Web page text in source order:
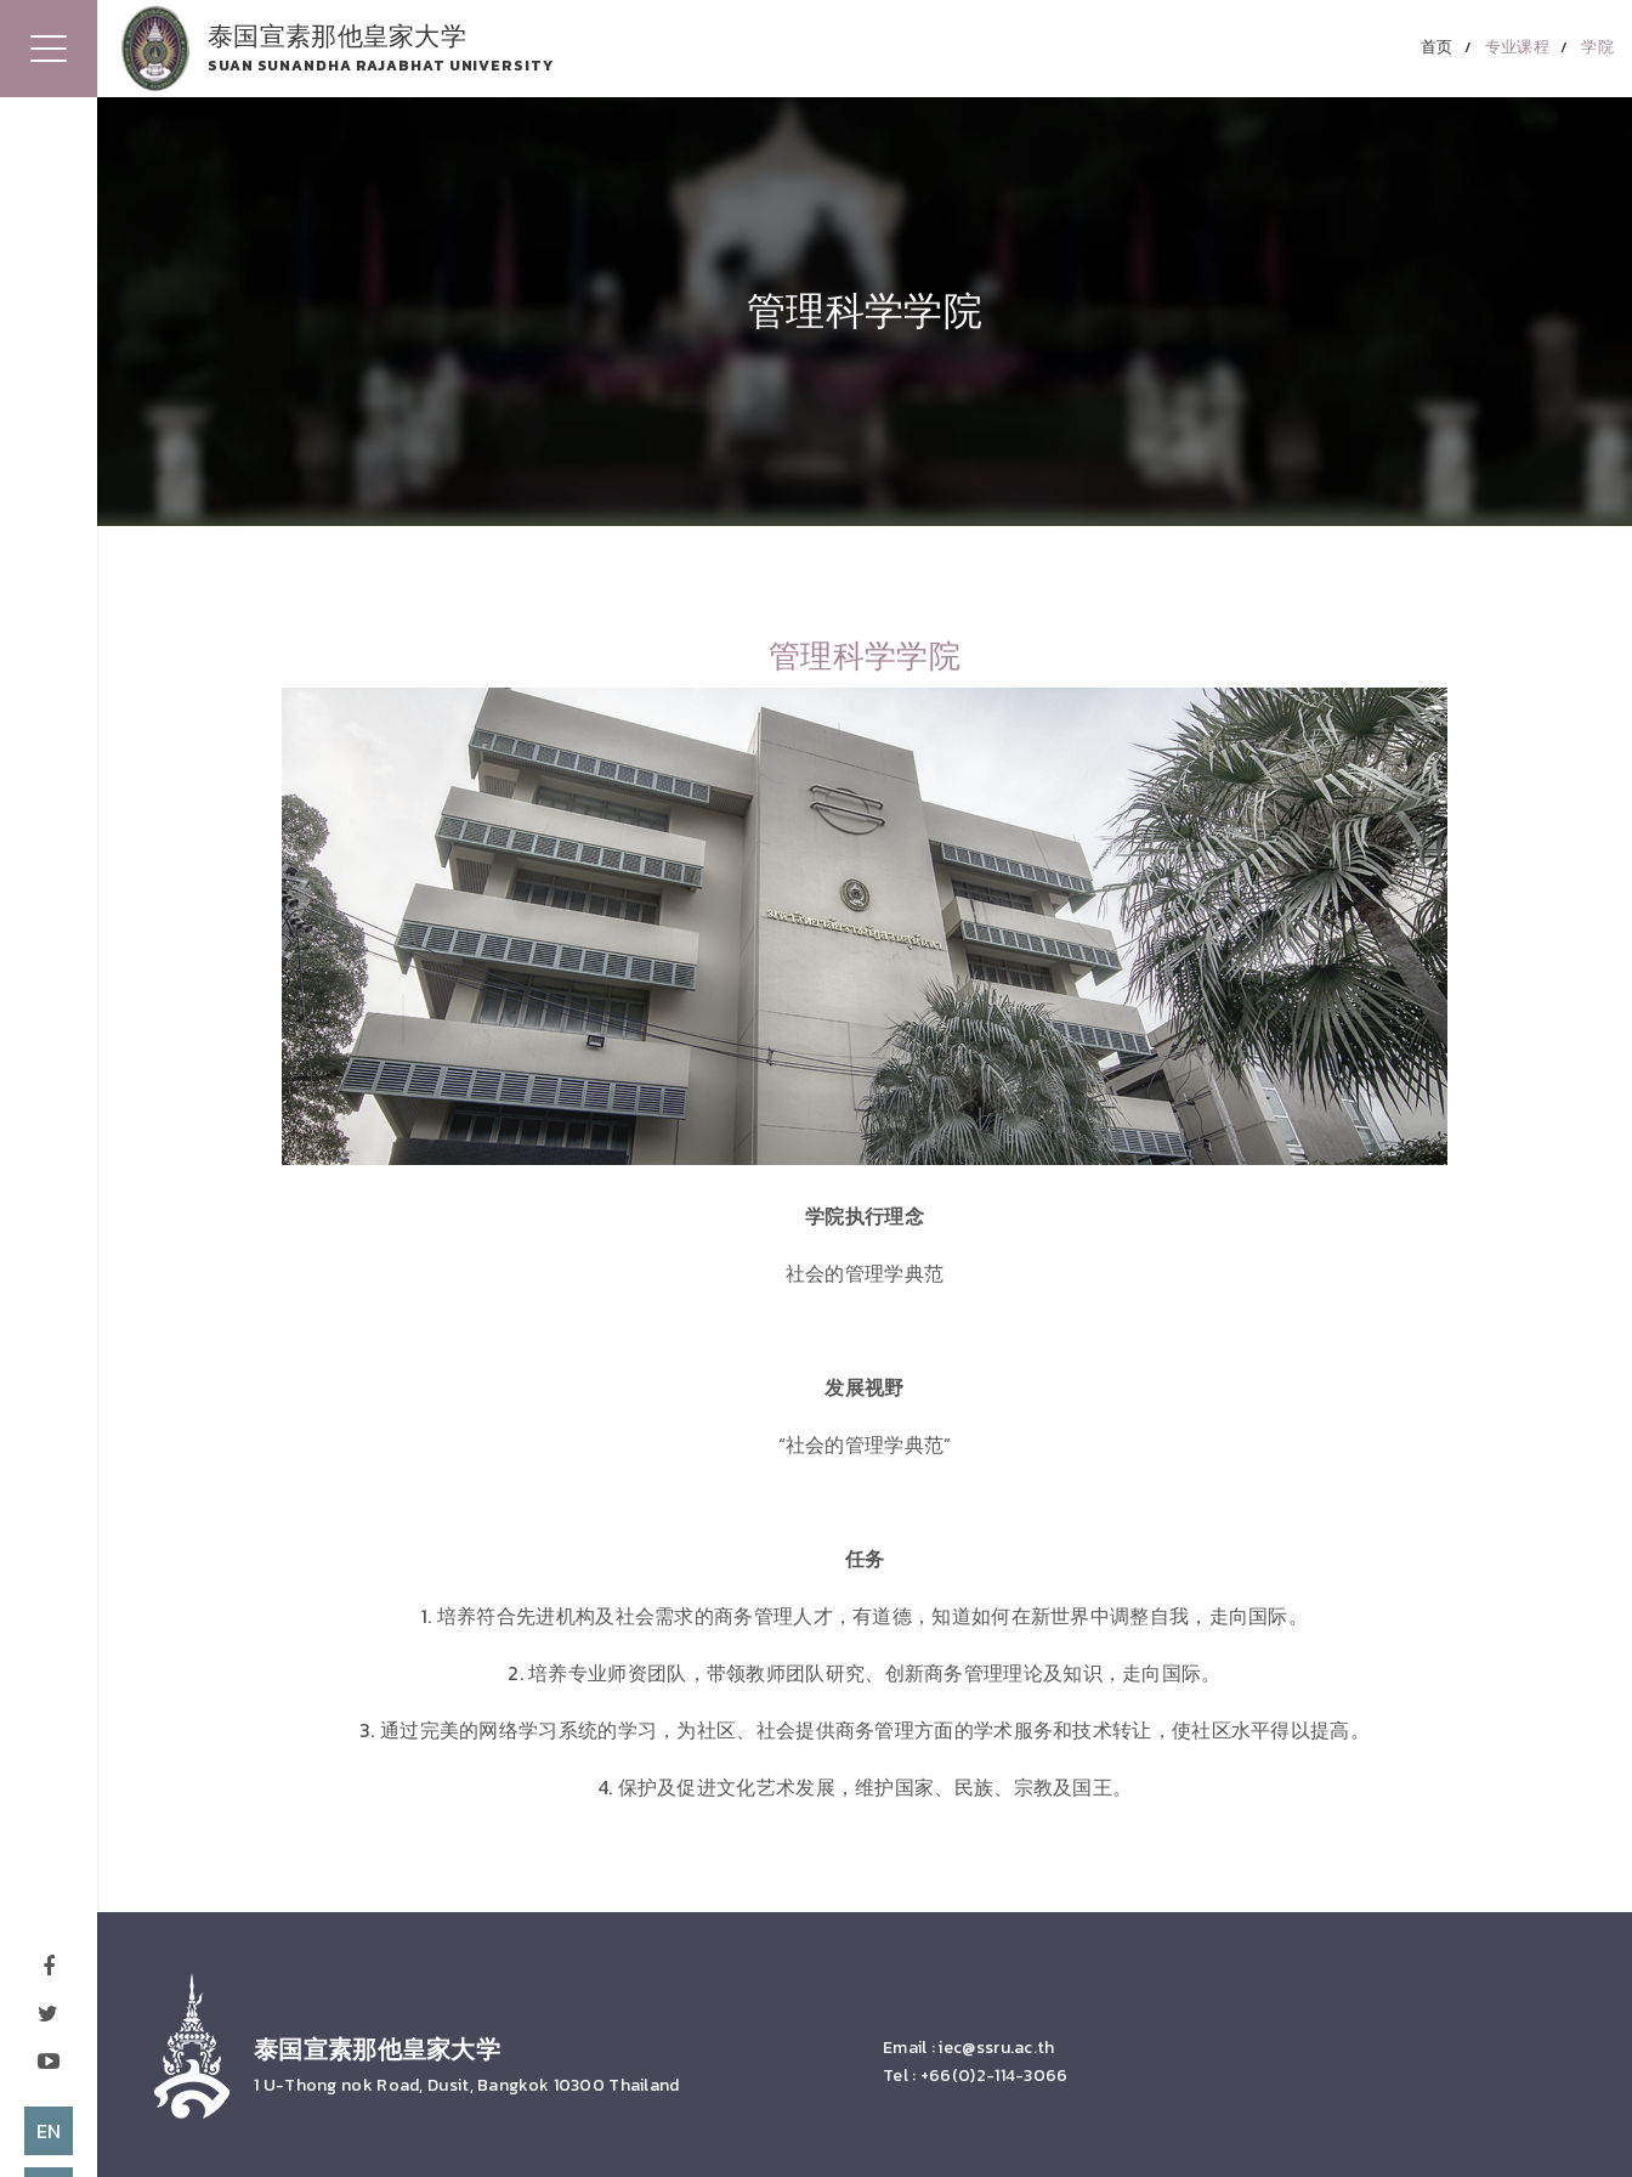
EN
泰国宣素那他皇家大学
SUAN SUNANDHA RAJABHAT UNIVERSITY
首页 专业课程 学院
管理科学学院
管理科学学院
学院执行理念
社会的管理学典范
发展视野
“社会的管理学典范”
任务
1. 培养符合先进机构及社会需求的商务管理人才，有道德，知道如何在新世界中调整自我，走向国际。
2. 培养专业师资团队，带领教师团队研究、创新商务管理理论及知识，走向国际。
3. 通过完美的网络学习系统的学习，为社区、社会提供商务管理方面的学术服务和技术转让，使社区水平得以提高。
4. 保护及促进文化艺术发展，维护国家、民族、宗教及国王。
泰国宣素那他皇家大学
1 U-Thong nok Road, Dusit, Bangkok 10300 Thailand
Email :iec@ssru.ac.th
Tel : +66(0)2-114-3066